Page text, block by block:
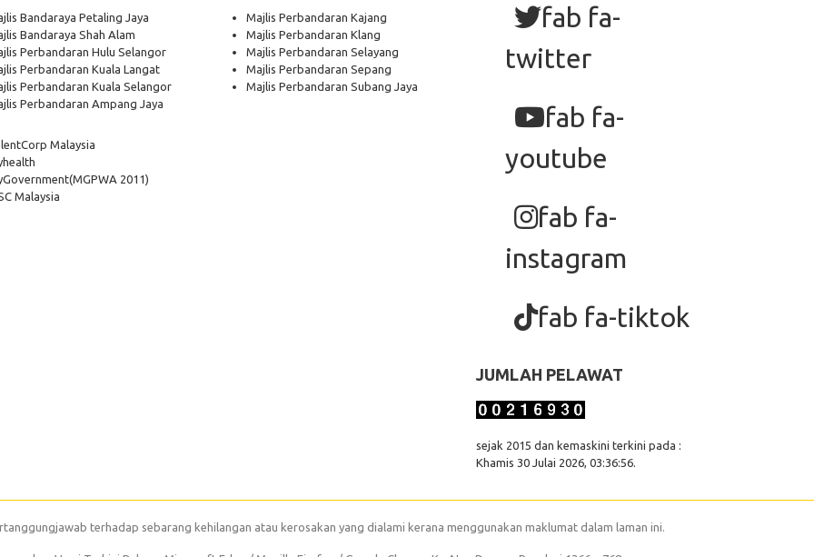
Bandaraya Petaling Jaya
Bandaraya Shah Alam
Perbandaran Hulu Selangor
Perbandaran Kuala Langat
Perbandaran Kuala Selangor
Perbandaran Ampang Jaya
Majlis Perbandaran Kajang
Majlis Perbandaran Klang
Majlis Perbandaran Selayang
Majlis Perbandaran Sepang
Majlis Perbandaran Subang Jaya
Malaysia
(MGPWA 2011)
Malaysia
fab fa-
twitter
fab fa-
youtube
fab fa-
instagram
fab fa-tiktok
JUMLAH PELAWAT
sejak 2015 dan kemaskini terkini pada :
Khamis 30 Julai 2026, 03:36:56.
terhadap sebarang kehilangan atau kerosakan yang dialami kerana menggunakan maklumat dalam laman ini.